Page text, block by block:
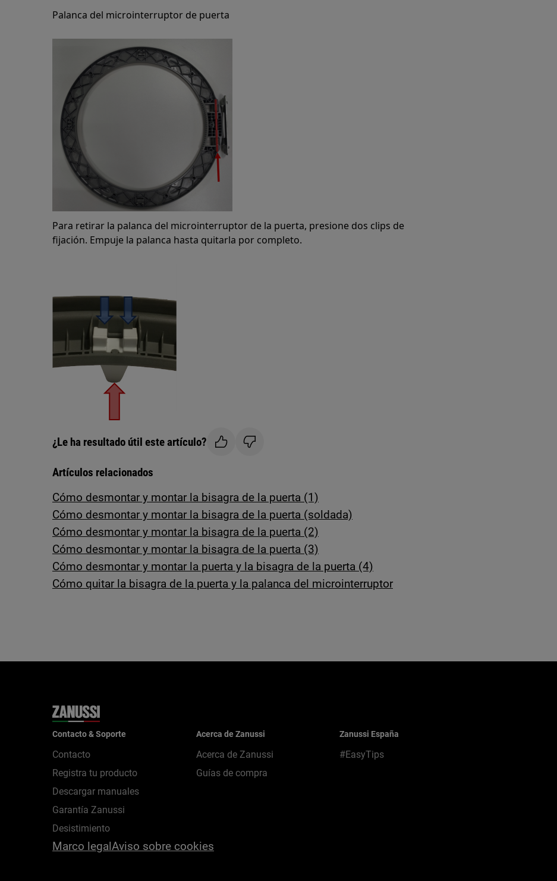
Palanca del microinterruptor de puerta
Para retirar la palanca del microinterruptor de la puerta, presione dos clips de
fijación. Empuje la palanca hasta quitarla por completo.
¿Le ha resultado útil este artículo?
Artículos relacionados
Cómo desmontar y montar la bisagra de la puerta (1)
Cómo desmontar y montar la bisagra de la puerta (soldada)
Cómo desmontar y montar la bisagra de la puerta (2)
Cómo desmontar y montar la bisagra de la puerta (3)
Cómo desmontar y montar la puerta y la bisagra de la puerta (4)
Cómo quitar la bisagra de la puerta y la palanca del microinterruptor
Contacto & Soporte
Contacto
Registra tu producto
Descargar manuales
Garantía Zanussi
Desistimiento
Acerca de Zanussi
Acerca de Zanussi
Guías de compra
Zanussi España
#EasyTips
Marco legalAviso sobre cookies